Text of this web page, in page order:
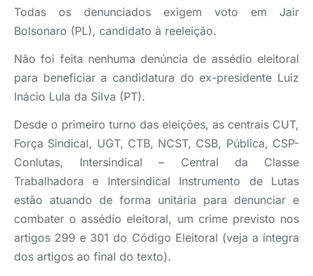
Todas os denunciados exigem voto em Jair
Bolsonaro (PL), candidato à reeleição.
Não foi feita nenhuma denúncia de assédio eleitoral
para beneficiar a candidatura do ex-presidente Luiz
Inácio Lula da Silva (PT).
Desde o primeiro turno das eleições, as centrais CUT,
Força Sindical, UGT, CTB, NCST, CSB, Pública, CSP-
Conlutas, Intersindical – Central da Classe
Trabalhadora e Intersindical Instrumento de Lutas
estão atuando de forma unitária para denunciar e
combater o assédio eleitoral, um crime previsto nos
artigos 299 e 301 do Código Eleitoral (veja a íntegra
dos artigos ao final do texto).